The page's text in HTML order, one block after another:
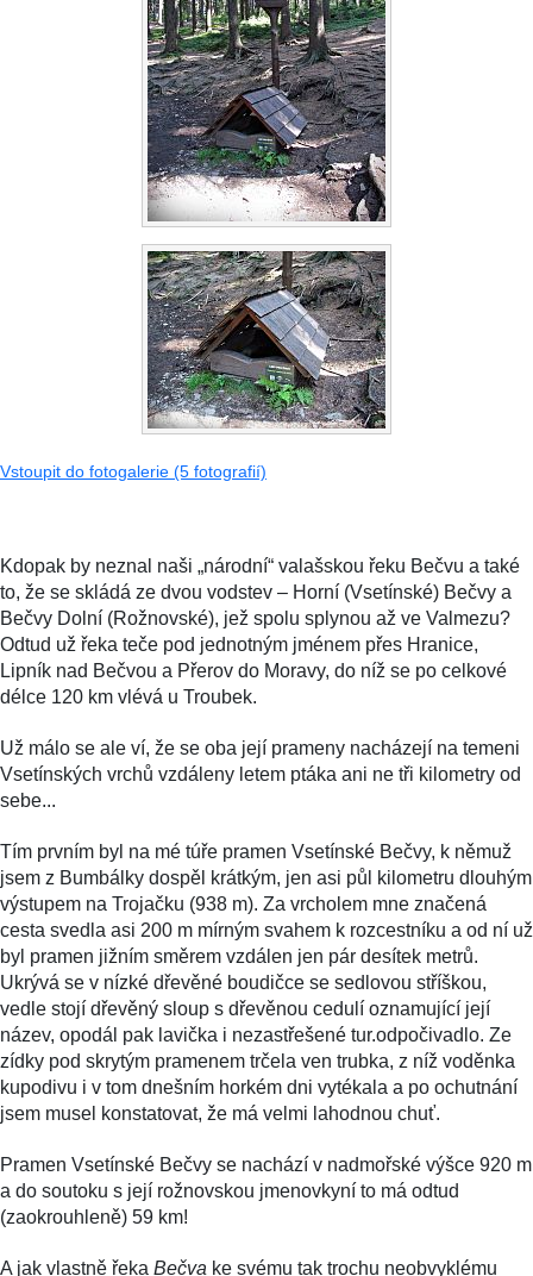
Vstoupit do fotogalerie (5 fotografií)
Kdopak by neznal naši „národní“ valašskou řeku Bečvu a také
to, že se skládá ze dvou vodstev – Horní (Vsetínské) Bečvy a
Bečvy Dolní (Rožnovské), jež spolu splynou až ve Valmezu?
Odtud už řeka teče pod jednotným jménem přes Hranice,
Lipník nad Bečvou a Přerov do Moravy, do níž se po celkové
délce 120 km vlévá u Troubek.
Už málo se ale ví, že se oba její prameny nacházejí na temeni
Vsetínských vrchů vzdáleny letem ptáka ani ne tři kilometry od
sebe...
Tím prvním byl na mé túře pramen Vsetínské Bečvy, k němuž
jsem z Bumbálky dospěl krátkým, jen asi půl kilometru dlouhým
výstupem na Trojačku (938 m). Za vrcholem mne značená
cesta svedla asi 200 m mírným svahem k rozcestníku a od ní už
byl pramen jižním směrem vzdálen jen pár desítek metrů.
Ukrývá se v nízké dřevěné boudičce se sedlovou stříškou,
vedle stojí dřevěný sloup s dřevěnou cedulí oznamující její
název, opodál pak lavička i nezastřešené tur.odpočivadlo. Ze
zídky pod skrytým pramenem trčela ven trubka, z níž voděnka
kupodivu i v tom dnešním horkém dni vytékala a po ochutnání
jsem musel konstatovat, že má velmi lahodnou chuť.
Pramen Vsetínské Bečvy se nachází v nadmořské výšce 920 m
a do soutoku s její rožnovskou jmenovkyní to má odtud
(zaokrouhleně) 59 km!
A jak vlastně řeka Bečva ke svému tak trochu neobvyklému